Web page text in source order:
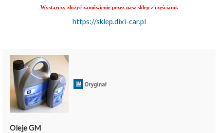
Wystarczy złożyć zamówienie przez nasz sklep z częściami.
https://sklep.dixi-car.pl
Oleje GM